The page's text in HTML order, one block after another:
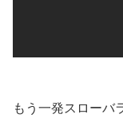
もう一発スローバ